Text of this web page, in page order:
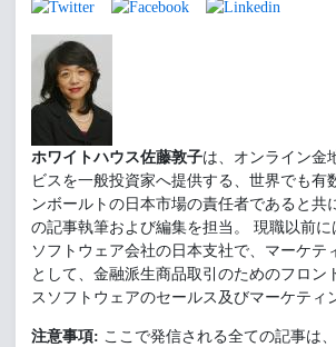
ホワイトハウス佐藤敦子は、オンライン金
ビスを一般投資家へ提供する、世界でも有
ンボールトの日本市場の責任者であると共
の記事執筆および編集を担当。 現職以前
ソフトウェア会社の日本支社で、マーケテ
として、金融派生商品取引のためのフロン
スソフトウェアのセールス及びマーケティ
注意事項: ここで発信される全ての記事は